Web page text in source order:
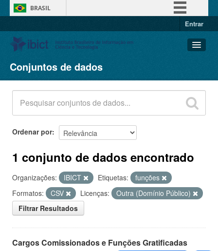
BRASIL
Entrar
Conjuntos de dados
Organizações
Grupos
Sobre
Conjuntos de dados
Ordenar por
1 conjunto de dados encontrado
Organizações: IBICT Etiquetas:
funções
Formatos:
CSV Licenças:
Outra (Domínio Público)
Filtrar Resultados
Cargos Comissionados e Funções Gratificadas